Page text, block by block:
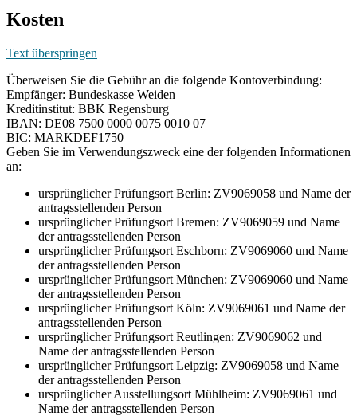
Kosten
Text überspringen
Überweisen Sie die Gebühr an die folgende Kontoverbindung:
Empfänger: Bundeskasse Weiden
Kreditinstitut: BBK Regensburg
IBAN: DE08 7500 0000 0075 0010 07
BIC: MARKDEF1750
Geben Sie im Verwendungszweck eine der folgenden Informationen
an:
ursprünglicher Prüfungsort Berlin: ZV9069058 und Name der
antragsstellenden Person
ursprünglicher Prüfungsort Bremen: ZV9069059 und Name
der antragsstellenden Person
ursprünglicher Prüfungsort Eschborn: ZV9069060 und Name
der antragsstellenden Person
ursprünglicher Prüfungsort München: ZV9069060 und Name
der antragsstellenden Person
ursprünglicher Prüfungsort Köln: ZV9069061 und Name der
antragsstellenden Person
ursprünglicher Prüfungsort Reutlingen: ZV9069062 und
Name der antragsstellenden Person
ursprünglicher Prüfungsort Leipzig: ZV9069058 und Name
der antragsstellenden Person
ursprünglicher Ausstellungsort Mühlheim: ZV9069061 und
Name der antragsstellenden Person